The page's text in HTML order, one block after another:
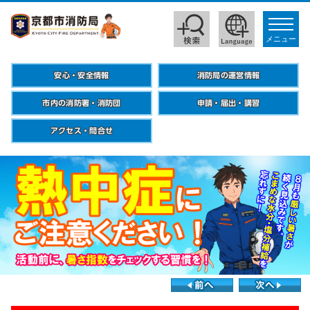
安心・安全情報 消防局の運営情報
市内の消防署・消防団 申請・届出・講習
アクセス・問合せ
toggle
メニュー